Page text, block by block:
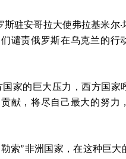
驻安哥拉大使弗拉基米尔·
谴责俄罗斯在乌克兰的行
家的巨大压力，西方国家
献，将尽自己最大的努力
索”非洲国家，在这种巨大